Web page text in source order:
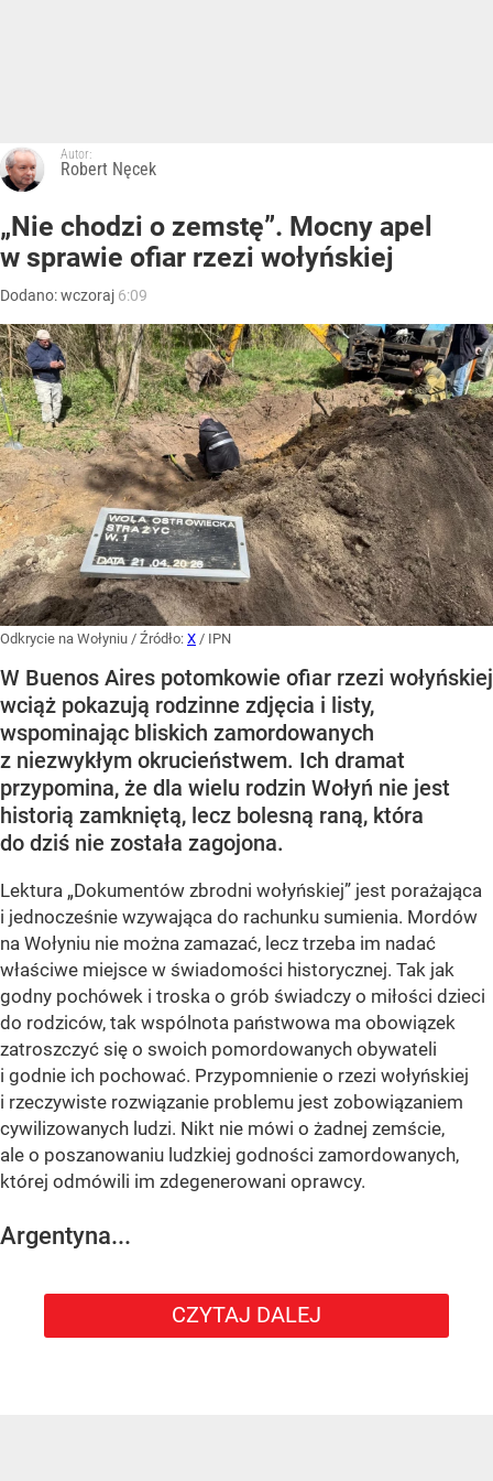
Autor:
Robert Nęcek
„Nie chodzi o zemstę”. Mocny apel
w sprawie ofiar rzezi wołyńskiej
Dodano:wczoraj 6:09
Odkrycie na Wołyniu / Źródło: X / IPN
W Buenos Aires potomkowie ofiar rzezi wołyńskiej
wciąż pokazują rodzinne zdjęcia i listy,
wspominając bliskich zamordowanych
z niezwykłym okrucieństwem. Ich dramat
przypomina, że dla wielu rodzin Wołyń nie jest
historią zamkniętą, lecz bolesną raną, która
do dziś nie została zagojona.
Lektura „Dokumentów zbrodni wołyńskiej” jest porażająca
i jednocześnie wzywająca do rachunku sumienia. Mordów
na Wołyniu nie można zamazać, lecz trzeba im nadać
właściwe miejsce w świadomości historycznej. Tak jak
godny pochówek i troska o grób świadczy o miłości dzieci
do rodziców, tak wspólnota państwowa ma obowiązek
zatroszczyć się o swoich pomordowanych obywateli
i godnie ich pochować. Przypomnienie o rzezi wołyńskiej
i rzeczywiste rozwiązanie problemu jest zobowiązaniem
cywilizowanych ludzi. Nikt nie mówi o żadnej zemście,
ale o poszanowaniu ludzkiej godności zamordowanych,
której odmówili im zdegenerowani oprawcy.
Argentyna...
CZYTAJ DALEJ